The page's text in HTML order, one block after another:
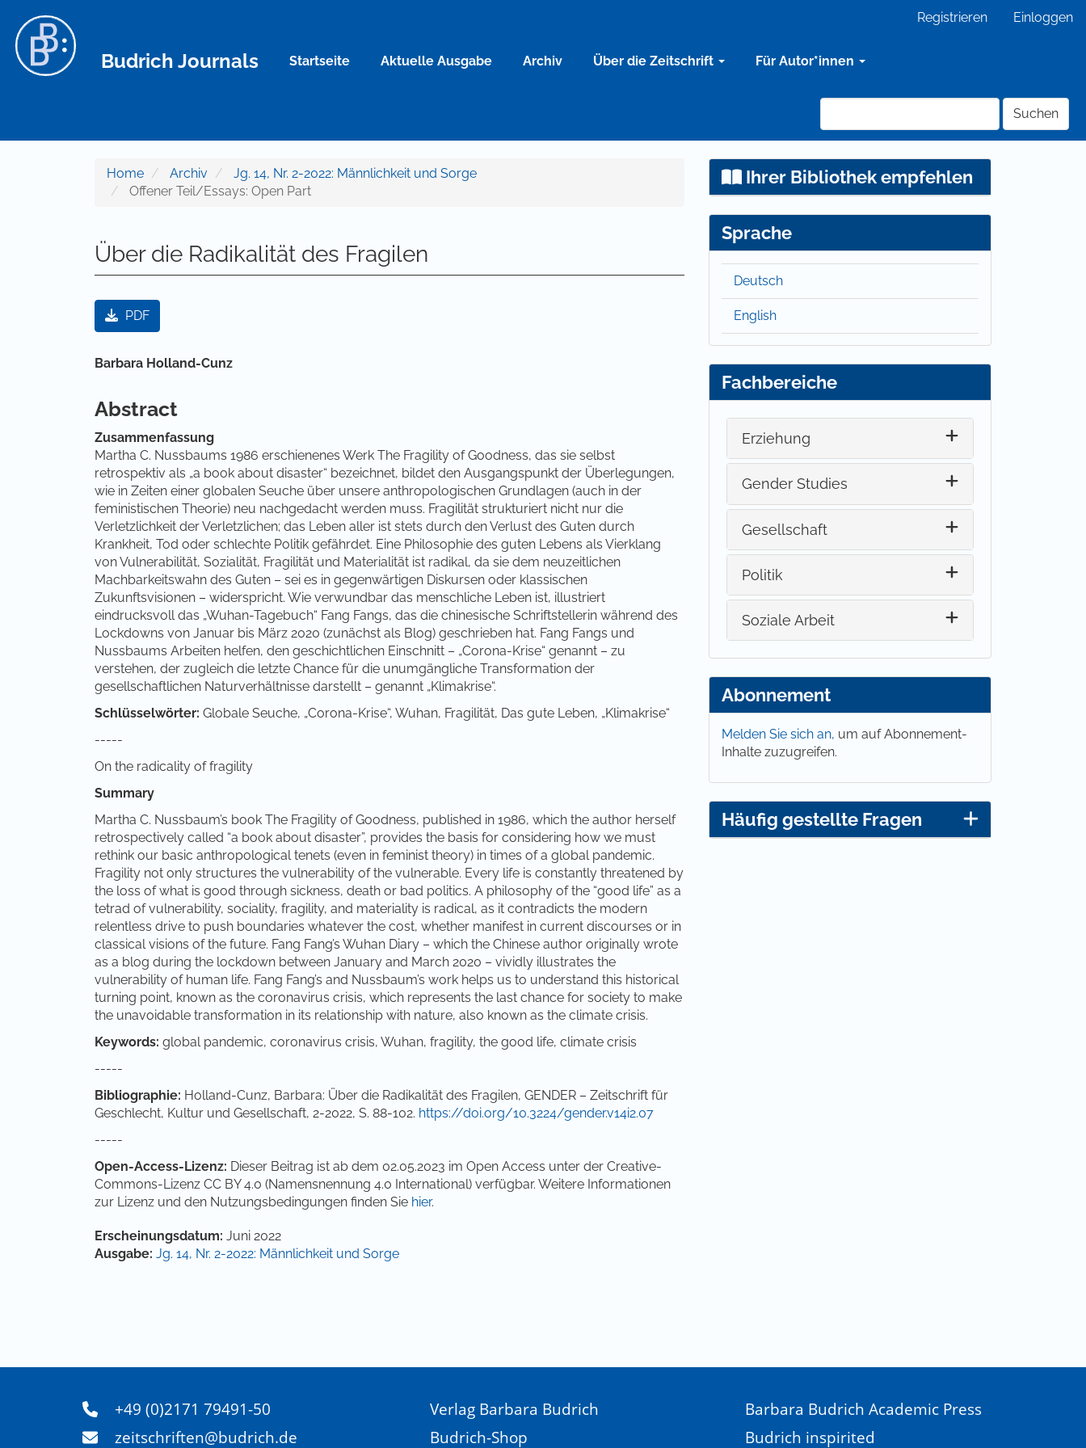
Hauptinhalt
Sidebar
Registrieren Einloggen
Budrich Journals Startseite Aktuelle Ausgabe Archiv Über die Zeitschrift Für Autor*innen
Suchen
Home Archiv
Jg. 14, Nr. 2-2022: Männlichkeit und Sorge
Offener Teil/Essays: Open Part
Über die Radikalität des Fragilen
Artikel-Sidebar
PDF
Hauptsächlicher Artikelinhalt
Barbara Holland-Cunz
Abstract
Zusammenfassung
Martha C. Nussbaums 1986 erschienenes Werk The Fragility of Goodness, das sie selbst
retrospektiv als „a book about disaster“ bezeichnet, bildet den Ausgangspunkt der Überlegungen,
wie in Zeiten einer globalen Seuche über unsere anthropologischen Grundlagen (auch in der
feministischen Theorie) neu nachgedacht werden muss. Fragilität strukturiert nicht nur die
Verletzlichkeit der Verletzlichen; das Leben aller ist stets durch den Verlust des Guten durch
Krankheit, Tod oder schlechte Politik gefährdet. Eine Philosophie des guten Lebens als Vierklang
von Vulnerabilität, Sozialität, Fragilität und Materialität ist radikal, da sie dem neuzeitlichen
Machbarkeitswahn des Guten – sei es in gegenwärtigen Diskursen oder klassischen
Zukunftsvisionen – widerspricht. Wie verwundbar das menschliche Leben ist, illustriert
eindrucksvoll das „Wuhan-Tagebuch“ Fang Fangs, das die chinesische Schriftstellerin während des
Lockdowns von Januar bis März 2020 (zunächst als Blog) geschrieben hat. Fang Fangs und
Nussbaums Arbeiten helfen, den geschichtlichen Einschnitt – „Corona-Krise“ genannt – zu
verstehen, der zugleich die letzte Chance für die unumgängliche Transformation der
gesellschaftlichen Naturverhältnisse darstellt – genannt „Klimakrise“.
Schlüsselwörter: Globale Seuche, „Corona-Krise“, Wuhan, Fragilität, Das gute Leben, „Klimakrise“
-----
On the radicality of fragility
Summary
Martha C. Nussbaum’s book The Fragility of Goodness, published in 1986, which the author herself
retrospectively called “a book about disaster”, provides the basis for considering how we must
rethink our basic anthropological tenets (even in feminist theory) in times of a global pandemic.
Fragility not only structures the vulnerability of the vulnerable. Every life is constantly threatened by
the loss of what is good through sickness, death or bad politics. A philosophy of the “good life” as a
tetrad of vulnerability, sociality, fragility, and materiality is radical, as it contradicts the modern
relentless drive to push boundaries whatever the cost, whether manifest in current discourses or in
classical visions of the future. Fang Fang’s Wuhan Diary – which the Chinese author originally wrote
as a blog during the lockdown between January and March 2020 – vividly illustrates the
vulnerability of human life. Fang Fang’s and Nussbaum’s work helps us to understand this historical
turning point, known as the coronavirus crisis, which represents the last chance for society to make
the unavoidable transformation in its relationship with nature, also known as the climate crisis.
Keywords: global pandemic, coronavirus crisis, Wuhan, fragility, the good life, climate crisis
-----
Bibliographie: Holland-Cunz, Barbara: Über die Radikalität des Fragilen, GENDER – Zeitschrift für
Geschlecht, Kultur und Gesellschaft, 2-2022, S. 88-102. https://doi.org/10.3224/gender.v14i2.07
-----
Open-Access-Lizenz: Dieser Beitrag ist ab dem 02.05.2023 im Open Access unter der Creative-
Commons-Lizenz CC BY 4.0 (Namensnennung 4.0 International) verfügbar. Weitere Informationen
zur Lizenz und den Nutzungsbedingungen finden Sie hier.
Artikel-Details
Erscheinungsdatum: Juni 2022
Ausgabe: Jg. 14, Nr. 2-2022: Männlichkeit und Sorge
Ihrer Bibliothek empfehlen
Sprache
Deutsch
English
Fachbereiche
Erziehung
Gender Studies
Gesellschaft
Politik
Soziale Arbeit
Abonnement
Melden Sie sich an, um auf Abonnement-
Inhalte zuzugreifen.
Häufig gestellte Fragen
+49 (0)2171 79491-50
zeitschriften@budrich.de
Verlag Barbara Budrich
Budrich-Shop
Barbara Budrich Academic Press
Budrich inspirited